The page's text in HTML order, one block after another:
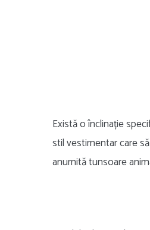
Există o înclinație
stil vestimentar care
anumită tunsoare